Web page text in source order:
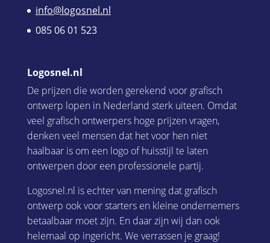
info@logosnel.nl
085 06 01 523
Logosnel.nl
De prijzen die worden gerekend voor grafisch
ontwerp lopen in Nederland sterk uiteen. Omdat
veel grafisch ontwerpers hoge prijzen vragen,
denken veel mensen dat het voor hen niet
haalbaar is om een logo of huisstijl te laten
ontwerpen door een professionele partij.
Logosnel.nl is echter van mening dat grafisch
ontwerp ook voor starters en kleine ondernemers
betaalbaar moet zijn. En daar zijn wij dan ook
helemaal op ingericht. We verrassen je graag!